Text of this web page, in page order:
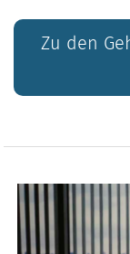
Zu den